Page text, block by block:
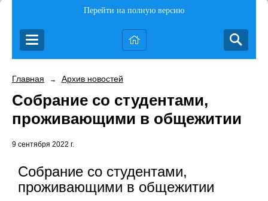
Перейти на полную версию
Главная → Архив новостей
Собрание со студентами,
проживающими в общежитии
9 сентября 2022 г.
Собрание со студентами,
проживающими в общежитии